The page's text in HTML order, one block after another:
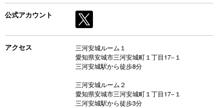
公式アカウント
アクセス
三河安城ルーム１
愛知県安城市三河安城町１丁目17−１
三河安城駅から徒歩8分
三河安城ルーム２
愛知県安城市三河安城町１丁目17−１
三河安城駅から徒歩3分